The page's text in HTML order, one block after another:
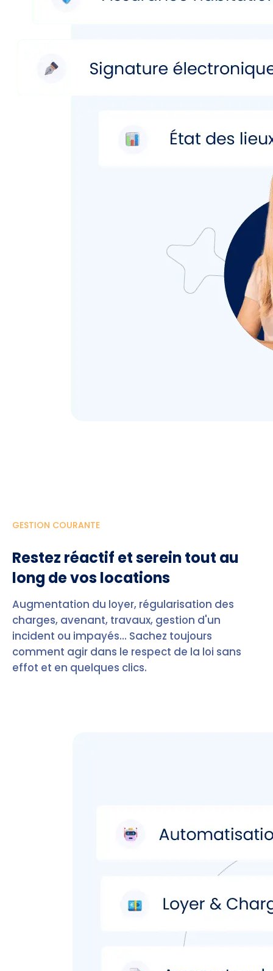
GESTION COURANTE
Restez réactif et serein tout au
long de vos locations
Augmentation du loyer, régularisation des
charges, avenant, travaux, gestion d'un
incident ou impayés... Sachez toujours
comment agir dans le respect de la loi sans
effot et en quelques clics.